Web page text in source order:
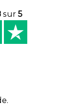
sur 5